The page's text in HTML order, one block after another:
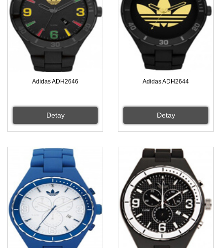
Adidas ADH2646
Detay
Adidas ADH2644
Detay